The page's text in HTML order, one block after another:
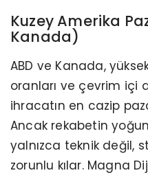
Kuzey Amerika
Kanada)
ABD ve Kanada,
oranları ve çevrim içi
ihracatın en cazip
Ancak rekabetin
yalnızca teknik değil,
zorunlu kılar. Magna